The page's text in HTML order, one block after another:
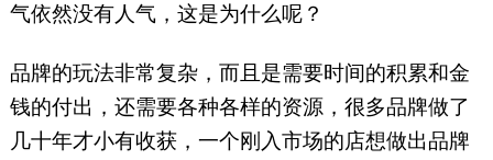
气依然没有人气，这是为什么呢？
品牌的玩法非常复杂，而且是需要时间的积累和金
钱的付出，还需要各种各样的资源，很多品牌做了
几十年才小有收获，一个刚入市场的店想做出品牌